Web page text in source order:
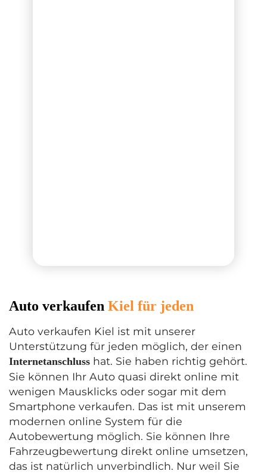
Auto verkaufen Kiel für jeden
Auto verkaufen Kiel ist mit unserer
Unterstützung für jeden möglich, der einen
Internetanschluss hat. Sie haben richtig gehört.
Sie können Ihr Auto quasi direkt online mit
wenigen Mausklicks oder sogar mit dem
Smartphone verkaufen. Das ist mit unserem
modernen online System für die
Autobewertung möglich. Sie können Ihre
Fahrzeugbewertung direkt online umsetzen,
das ist natürlich unverbindlich. Nur weil Sie